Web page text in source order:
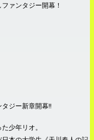
ァンタジー開幕！
ジー新章開幕!!
少年リオ。